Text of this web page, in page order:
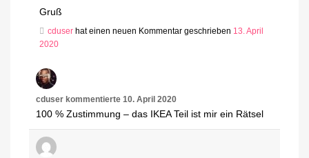
Gruß
cduser hat einen neuen Kommentar geschrieben 13. April
2020
cduser kommentierte 10. April 2020
100 % Zustimmung – das IKEA Teil ist mir ein Rätsel